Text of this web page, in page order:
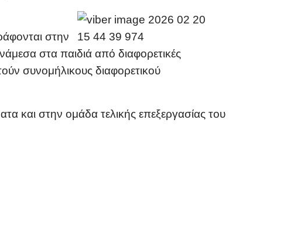
στην
στα παιδιά από διαφορετικές
συνομήλικους διαφορετικού
και στην ομάδα τελικής επεξεργασίας του
Για Τα Δικαιώματα Του Παιδιού